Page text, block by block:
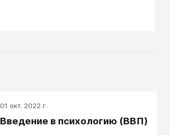
01 окт. 2022 г.
Введение в психологию (ВВП)